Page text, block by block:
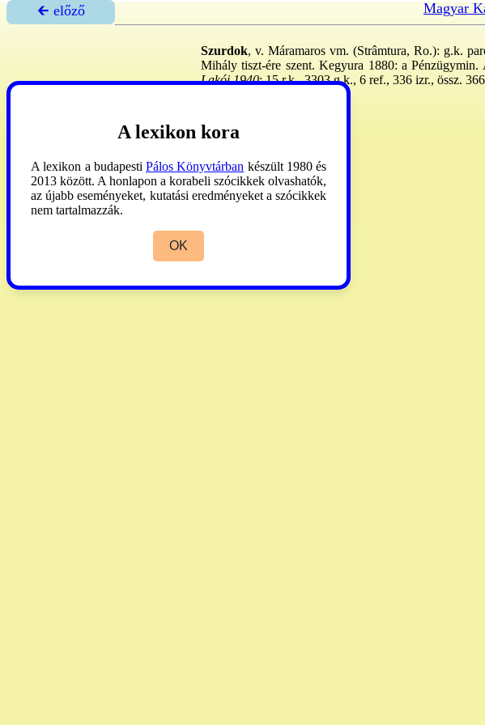
🡰 előző Magyar
Szurdok, v. Máramaros vm. (Strâmtura, Ro.): g.k.
Mihály tiszt-ére szent. Kegyura 1880: a
Lakói 1940: 15 r.k., 3303 g.k., 6 ref., 336 izr., össz.
A lexikon kora
A lexikon a budapesti Pálos Könyvtárban készült 1980 és
2013 között. A honlapon a korabeli szócikkek olvashatók,
az újabb eseményeket, kutatási eredményeket a szócikkek
nem tartalmazzák.
OK